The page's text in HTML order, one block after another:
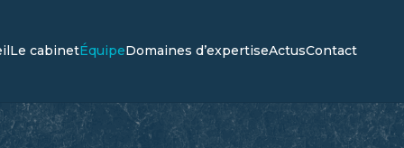
Le cabinetÉquipeDomaines d’expertiseActusContact